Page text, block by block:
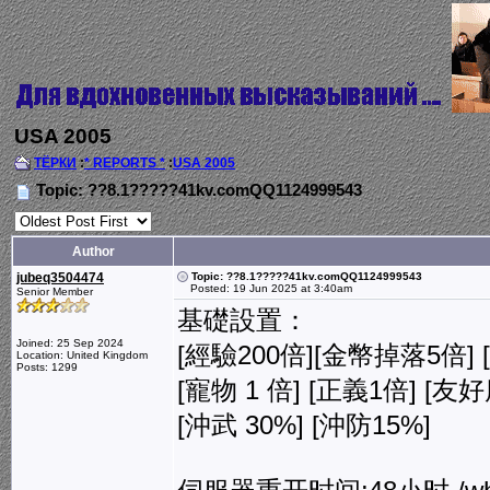
USA 2005
ТЁРКИ:* REPORTS *:USA 2005
Topic: ??8.1?????41kv.comQQ1124999543
Author
jubeq3504474
Senior Member
Joined: 25 Sep 2024
Location: United Kingdom
Posts: 1299
Topic: ??8.1?????41kv.comQQ1124999543
Posted: 19 Jun 2025 at 3:40am
基礎設置：
[經驗200倍][金幣掉落5倍]
[寵物 1 倍] [正義1倍] [友
[沖武 30%] [沖防15%]